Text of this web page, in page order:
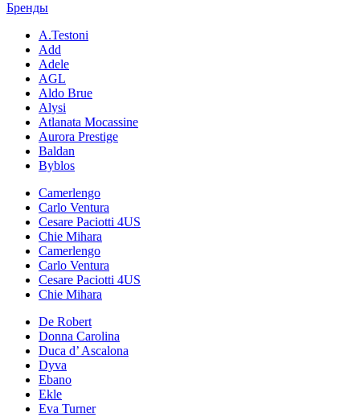
Бренды
A.Testoni
Add
Adele
AGL
Aldo Brue
Alysi
Atlanata Mocassine
Aurora Prestige
Baldan
Byblos
Camerlengo
Carlo Ventura
Cesare Paciotti 4US
Chie Mihara
Camerlengo
Carlo Ventura
Cesare Paciotti 4US
Chie Mihara
De Robert
Donna Carolina
Duca d’ Ascalona
Dyva
Ebano
Ekle
Eva Turner